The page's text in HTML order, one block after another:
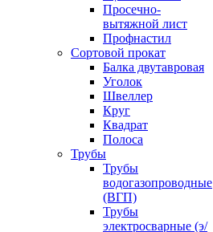
Просечно-
вытяжной лист
Профнастил
Сортовой прокат
Балка двутавровая
Уголок
Швеллер
Круг
Квадрат
Полоса
Трубы
Трубы
водогазопроводные
(ВГП)
Трубы
электросварные (э/